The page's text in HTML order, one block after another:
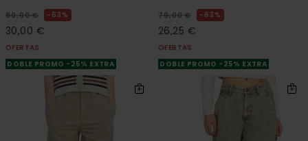
80,00 € 63%
30,00 €
OFERTAS
DOBLE PROMO -25% EXTRA
70,00 € 63%
26,25 €
OFERTAS
DOBLE PROMO -25% EXTRA